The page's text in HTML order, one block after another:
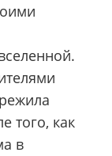
того, как
в